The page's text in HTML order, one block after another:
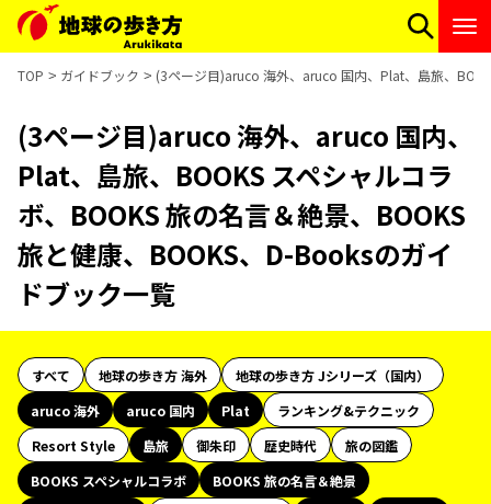
TOP ガイドブック (3ページ目)aruco 海外、aruco 国内、Plat、島旅、
(3ページ目)aruco 海外、aruco 国内、
Plat、島旅、BOOKS スペシャルコラ
ボ、BOOKS 旅の名言＆絶景、BOOKS
旅と健康、BOOKS、D-Booksのガイ
ドブック一覧
すべて 地球の歩き方 海外
地球の歩き方 Jシリーズ（国内）
aruco 海外
aruco 国内 Plat
ランキング&テクニック
Resort Style
島旅 御朱印 歴史時代
旅の図鑑
BOOKS スペシャルコラボ
BOOKS 旅の名言＆絶景